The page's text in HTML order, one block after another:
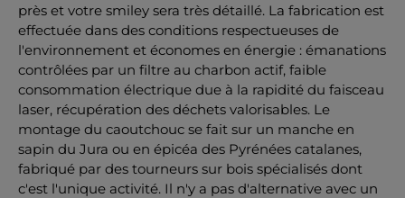
près et votre smiley sera très détaillé. La fabrication est
effectuée dans des conditions respectueuses de
l'environnement et économes en énergie : émanations
contrôlées par un filtre au charbon actif, faible
consommation électrique due à la rapidité du faisceau
laser, récupération des déchets valorisables. Le
montage du caoutchouc se fait sur un manche en
sapin du Jura ou en épicéa des Pyrénées catalanes,
fabriqué par des tourneurs sur bois spécialisés dont
c'est l'unique activité. Il n'y a pas d'alternative avec un